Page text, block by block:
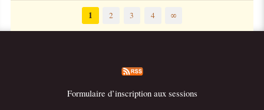
1 2 3 4 ∞
Formulaire d’inscription aux sessions